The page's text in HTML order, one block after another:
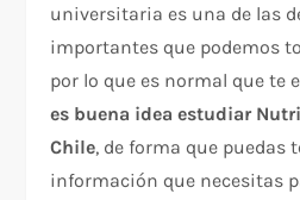
universitaria es una de las
importantes que podemos
por lo que es normal que te
es buena idea estudiar
Chile, de forma que puedas
información que necesitas